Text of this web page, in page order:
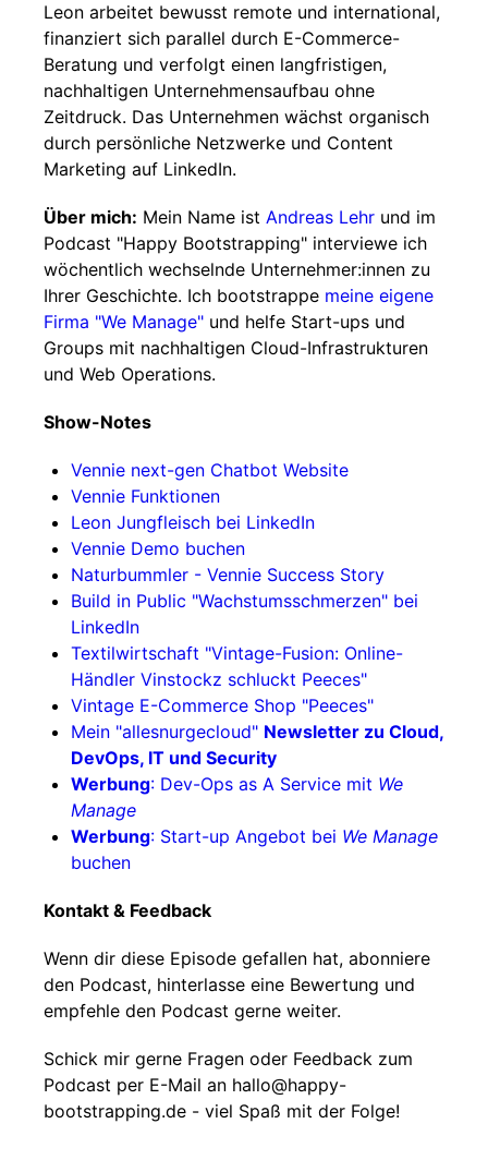
Leon arbeitet bewusst remote und international,
finanziert sich parallel durch E-Commerce-
Beratung und verfolgt einen langfristigen,
nachhaltigen Unternehmensaufbau ohne
Zeitdruck. Das Unternehmen wächst organisch
durch persönliche Netzwerke und Content
Marketing auf LinkedIn.
Über mich: Mein Name ist Andreas Lehr und im
Podcast "Happy Bootstrapping" interviewe ich
wöchentlich wechselnde Unternehmer:innen zu
Ihrer Geschichte. Ich bootstrappe meine eigene
Firma "We Manage" und helfe Start-ups und
Groups mit nachhaltigen Cloud-Infrastrukturen
und Web Operations.
Show-Notes
Vennie next-gen Chatbot Website
Vennie Funktionen
Leon Jungfleisch bei LinkedIn
Vennie Demo buchen
Naturbummler - Vennie Success Story
Build in Public "Wachstumsschmerzen" bei
LinkedIn
Textilwirtschaft "Vintage-Fusion: Online-
Händler Vinstockz schluckt Peeces"
Vintage E-Commerce Shop "Peeces"
Mein "allesnurgecloud" Newsletter zu Cloud,
DevOps, IT und Security
Werbung: Dev-Ops as A Service mit We
Manage
Werbung: Start-up Angebot bei We Manage
buchen
Kontakt & Feedback
Wenn dir diese Episode gefallen hat, abonniere
den Podcast, hinterlasse eine Bewertung und
empfehle den Podcast gerne weiter.
Schick mir gerne Fragen oder Feedback zum
Podcast per E-Mail an hallo@happy-
bootstrapping.de - viel Spaß mit der Folge!